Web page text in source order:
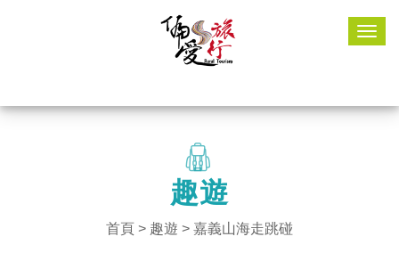
趣遊
首頁 > 趣遊 > 嘉義山海走跳碰